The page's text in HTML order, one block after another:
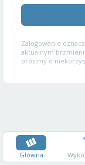
Zalogowanie
aktualnym
prosimy o
Główna